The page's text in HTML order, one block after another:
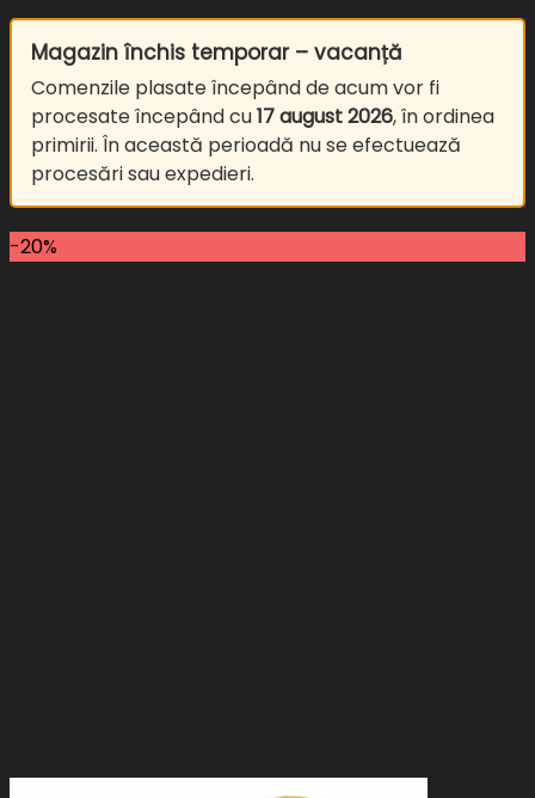
Magazin închis temporar – vacanță
Comenzile plasate începând de acum vor fi
procesate începând cu17 august 2026, în ordinea
primirii. În această perioadă nu se efectuează
procesări sau expedieri.
-20%